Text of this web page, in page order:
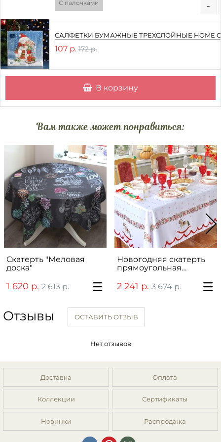
С палочками -
САЛФЕТКИ БУМАЖНЫЕ ТРЕХСЛОЙНЫЕ HOME
107 р. 172 р.
В корзину
Вам также может понравиться:
Скатерть "Меловая
доска"
1 620 р. 2 613 р.
Новогодняя скатерть
прямоугольная
2 241 р. 3 674 р.
Отзывы ОСТАВИТЬ ОТЗЫВ
Нет отзывов
Доставка Оплата
Коллекции Сертификаты
Новинки Распродажа